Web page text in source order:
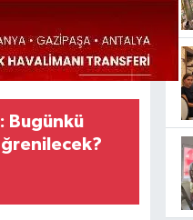
Bugünkü